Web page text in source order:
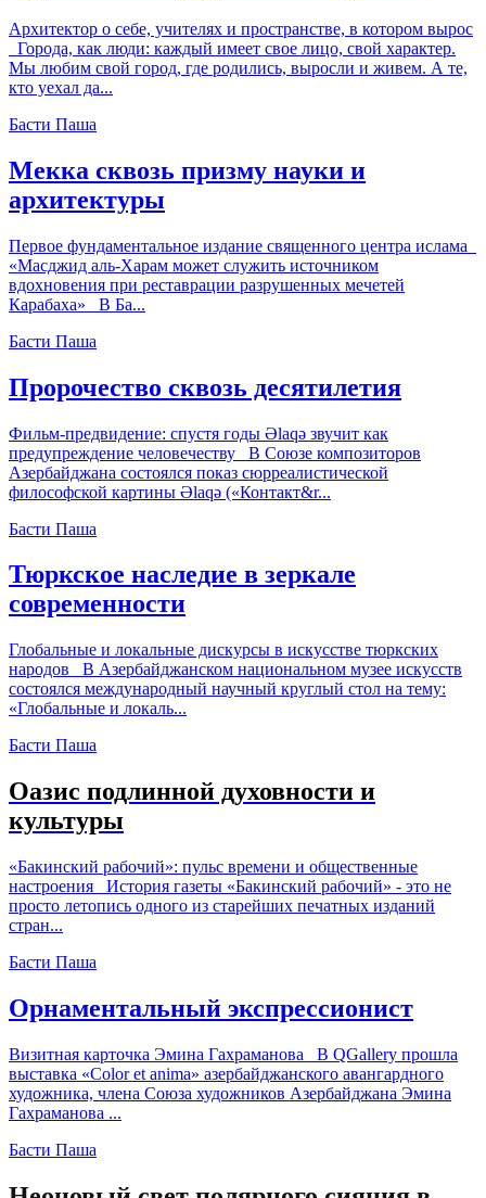
Архитектор о себе, учителях и пространстве, в котором вырос
Города, как люди: каждый имеет свое лицо, свой характер.
Мы любим свой город, где родились, выросли и живем. А те,
кто уехал да...
Басти Паша
Мекка сквозь призму науки и
архитектуры
Первое фундаментальное издание священного центра ислама
«Масджид аль-Харам может служить источником
вдохновения при реставрации разрушенных мечетей
Карабаха» В Ба...
Басти Паша
Пророчество сквозь десятилетия
Фильм-предвидение: спустя годы Əlaqə звучит как
предупреждение человечеству В Союзе композиторов
Азербайджана состоялся показ сюрреалистической
философской картины Əlaqə («Контакт&r...
Басти Паша
Тюркское наследие в зеркале
современности
Глобальные и локальные дискурсы в искусстве тюркских
народов В Азербайджанском национальном музее искусств
состоялся международный научный круглый стол на тему:
«Глобальные и локаль...
Басти Паша
Оазис подлинной духовности и
культуры
«Бакинский рабочий»: пульс времени и общественные
настроения История газеты «Бакинский рабочий» - это не
просто летопись одного из старейших печатных изданий
стран...
Басти Паша
Орнаментальный экспрессионист
Визитная карточка Эмина Гахраманова В QGallery прошла
выставка «Color et anima» азербайджанского авангардного
художника, члена Союза художников Азербайджана Эмина
Гахраманова ...
Басти Паша